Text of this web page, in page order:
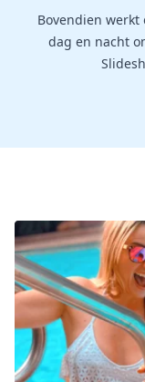
Bovendien
dag en nacht